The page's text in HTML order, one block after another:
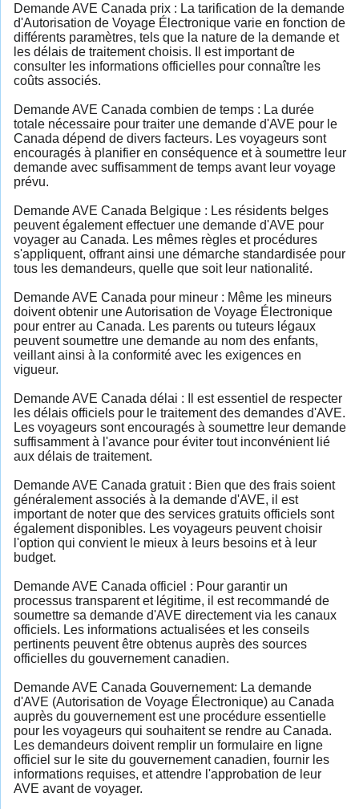
Demande AVE Canada prix : La tarification de la demande
d'Autorisation de Voyage Électronique varie en fonction de
différents paramètres, tels que la nature de la demande et
les délais de traitement choisis. Il est important de
consulter les informations officielles pour connaître les
coûts associés.
Demande AVE Canada combien de temps : La durée
totale nécessaire pour traiter une demande d'AVE pour le
Canada dépend de divers facteurs. Les voyageurs sont
encouragés à planifier en conséquence et à soumettre leur
demande avec suffisamment de temps avant leur voyage
prévu.
Demande AVE Canada Belgique : Les résidents belges
peuvent également effectuer une demande d'AVE pour
voyager au Canada. Les mêmes règles et procédures
s'appliquent, offrant ainsi une démarche standardisée pour
tous les demandeurs, quelle que soit leur nationalité.
Demande AVE Canada pour mineur : Même les mineurs
doivent obtenir une Autorisation de Voyage Électronique
pour entrer au Canada. Les parents ou tuteurs légaux
peuvent soumettre une demande au nom des enfants,
veillant ainsi à la conformité avec les exigences en
vigueur.
Demande AVE Canada délai : Il est essentiel de respecter
les délais officiels pour le traitement des demandes d'AVE.
Les voyageurs sont encouragés à soumettre leur demande
suffisamment à l'avance pour éviter tout inconvénient lié
aux délais de traitement.
Demande AVE Canada gratuit : Bien que des frais soient
généralement associés à la demande d'AVE, il est
important de noter que des services gratuits officiels sont
également disponibles. Les voyageurs peuvent choisir
l'option qui convient le mieux à leurs besoins et à leur
budget.
Demande AVE Canada officiel : Pour garantir un
processus transparent et légitime, il est recommandé de
soumettre sa demande d'AVE directement via les canaux
officiels. Les informations actualisées et les conseils
pertinents peuvent être obtenus auprès des sources
officielles du gouvernement canadien.
Demande AVE Canada Gouvernement: La demande
d'AVE (Autorisation de Voyage Électronique) au Canada
auprès du gouvernement est une procédure essentielle
pour les voyageurs qui souhaitent se rendre au Canada.
Les demandeurs doivent remplir un formulaire en ligne
officiel sur le site du gouvernement canadien, fournir les
informations requises, et attendre l'approbation de leur
AVE avant de voyager.